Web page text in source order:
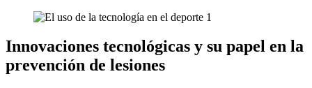
Innovaciones tecnológicas y su papel en la
prevención de lesiones